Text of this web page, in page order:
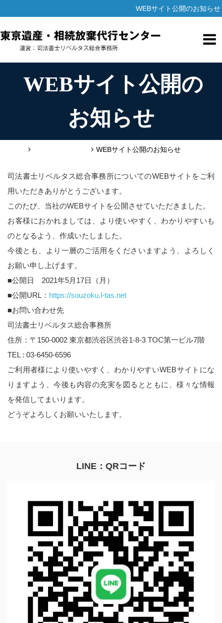
WEBサイト公開のお知らせ
WEBサイト公開の
お知らせ
WEBサイト公開のお知らせ
司法書士リベルタス総合事務所についてのWEBサイトをご利
用いただきありがとうございます。
このたび、当社のWEBサイトを公開させていただきました。
お客様におかれましては、より使いやすく、わかりやすいも
のとなるよう、作成いたしました。
今後とも、より一層のご活用をくださいますよう、よろしく
お願い申し上げます。
■公開日 2021年5月17日（月）
■公開URL： https://souzoku.l-tas.net
■お問い合わせ先
司法書士リベルタス総合事務所
住所：〒150-0002 東京都渋谷区渋谷1-8-3 TOC第一ビル7階
TEL : 03-6450-6596
ご利用者様により使いやすく、わかりやすいWEBサイトにな
りますよう、今後も内容の充実を図るとともに、様々な情報
を発信してまいります。
どうぞよろしくお願いいたします。
LINE：QRコード